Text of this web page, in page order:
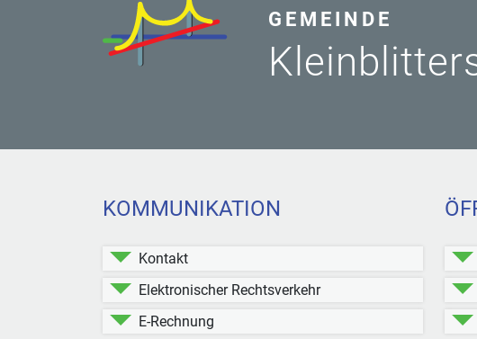
GEMEINDE
KOMMUNIKATION
Kontakt
Elektronischer Rechtsverkehr
E-Rechnung